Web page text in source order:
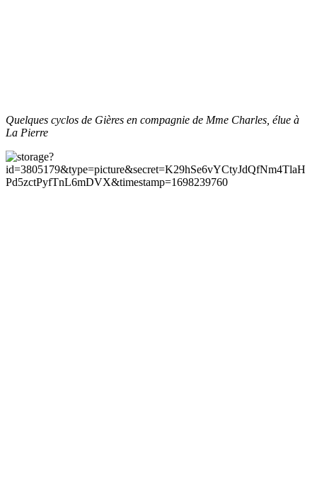
Quelques cyclos de Gières en compagnie de Mme Charles, élue à
La Pierre